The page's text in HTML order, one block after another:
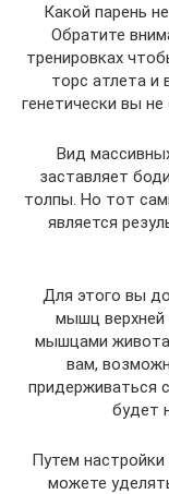
Какой парень
Обратите
тренировках
торс атлета
генетически вы
Вид
заставляет
толпы. Но тот
является
Для этого вы
мышц верхней
мышцами живота.
вам,
придерживаться
будет
Путем
можете